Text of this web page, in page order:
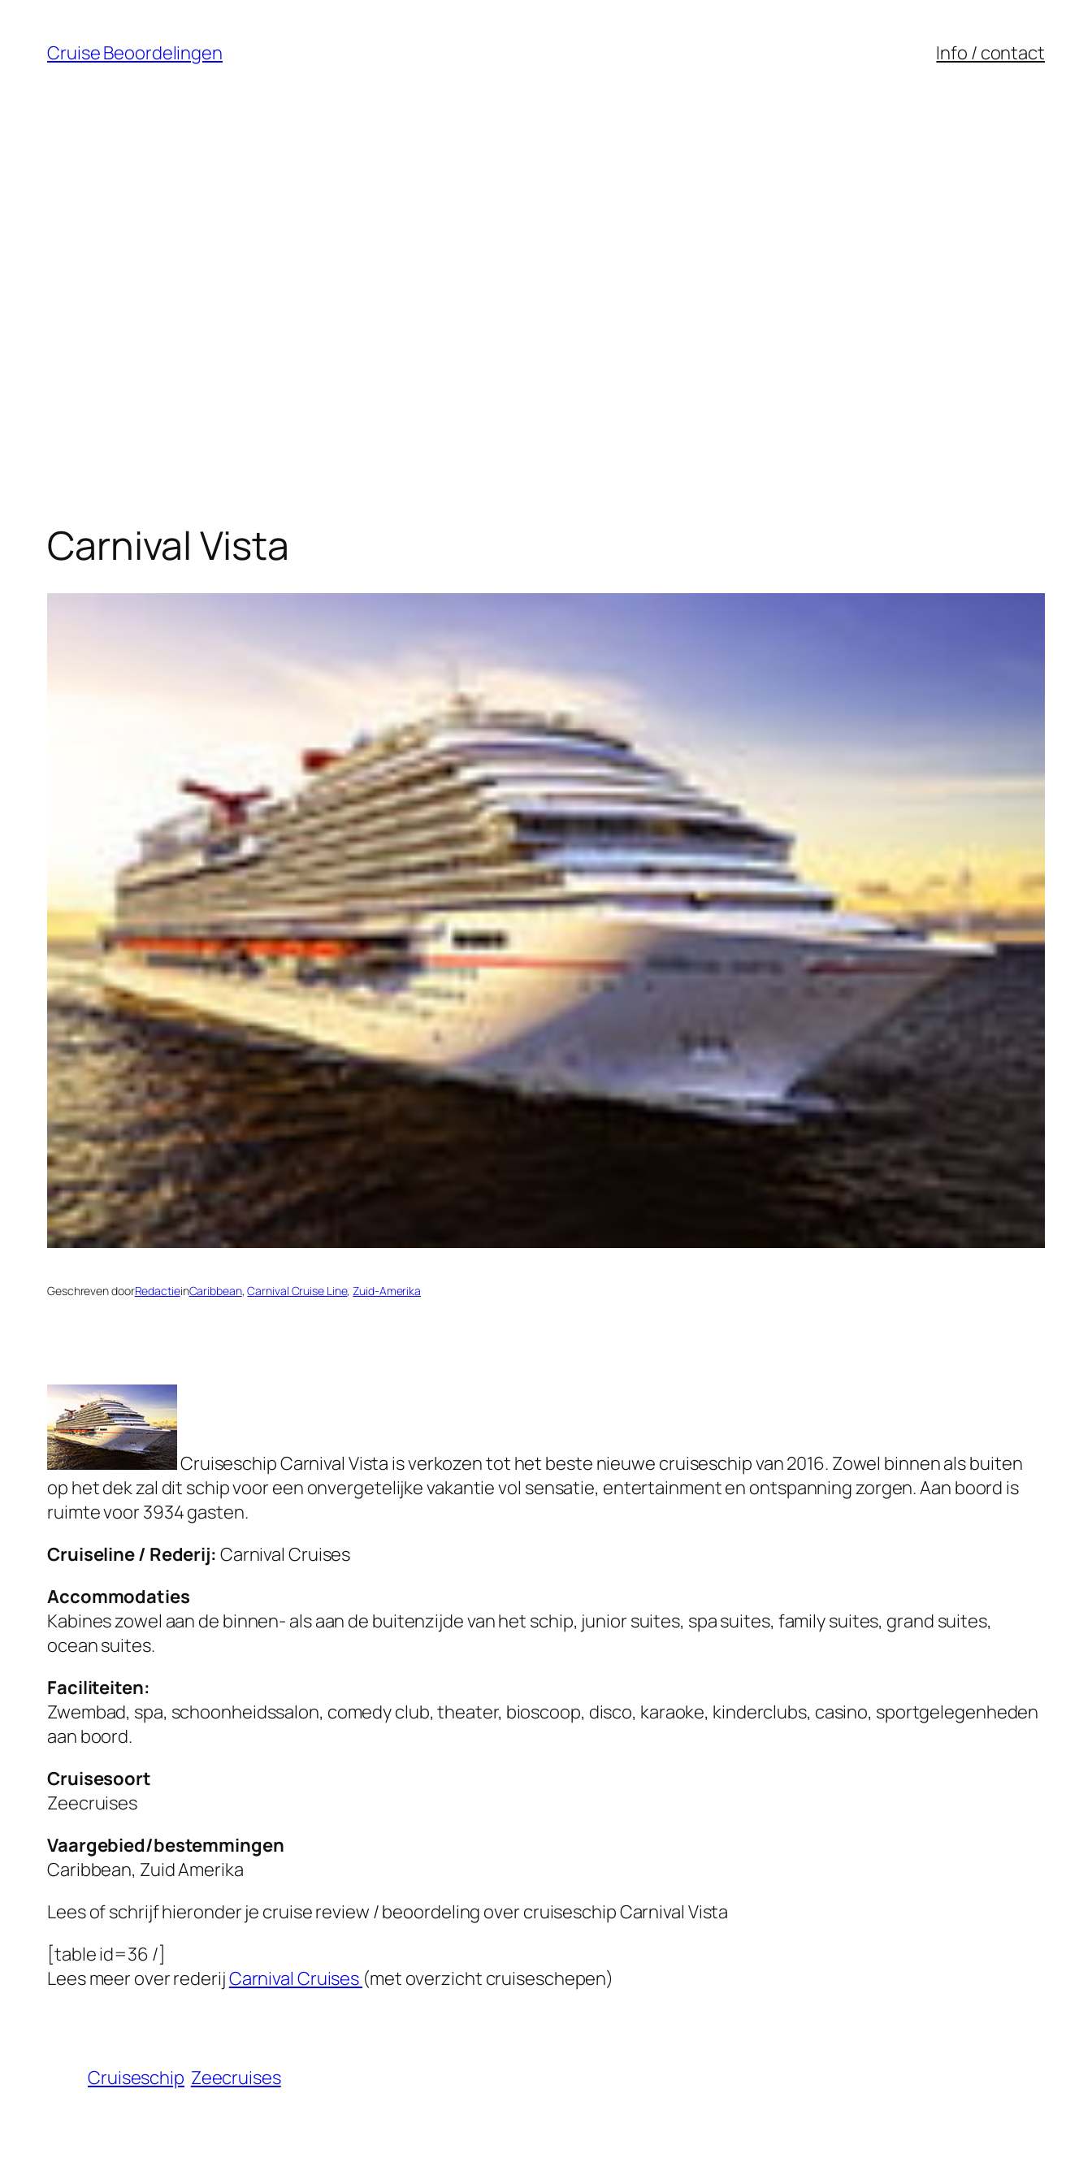
Cruise Beoordelingen Info / contact
Carnival Vista
Geschreven doorRedactieinCaribbean, Carnival Cruise Line, Zuid-Amerika
Cruiseschip Carnival Vista is verkozen tot het beste nieuwe cruiseschip van 2016. Zowel binnen als buiten
op het dek zal dit schip voor een onvergetelijke vakantie vol sensatie, entertainment en ontspanning zorgen. Aan boord is
ruimte voor 3934 gasten.
Cruiseline / Rederij: Carnival Cruises
Accommodaties
Kabines zowel aan de binnen- als aan de buitenzijde van het schip, junior suites, spa suites, family suites, grand suites,
ocean suites.
Faciliteiten:
Zwembad, spa, schoonheidssalon, comedy club, theater, bioscoop, disco, karaoke, kinderclubs, casino, sportgelegenheden
aan boord.
Cruisesoort
Zeecruises
Vaargebied/bestemmingen
Caribbean, Zuid Amerika
Lees of schrijf hieronder je cruise review / beoordeling over cruiseschipCarnival Vista
[table id=36 /]
Lees meer over rederijCarnival Cruises (met overzicht cruiseschepen)
Cruiseschip Zeecruises